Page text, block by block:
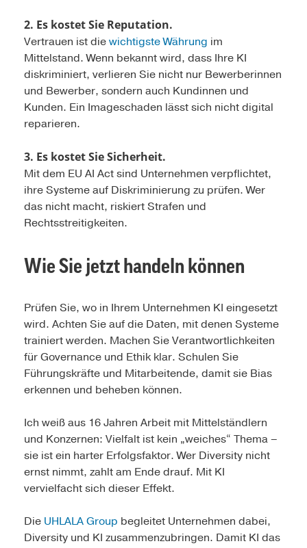
2. Es kostet Sie Reputation.
Vertrauen ist diewichtigste Währung im
Mittelstand. Wenn bekannt wird, dass Ihre KI
diskriminiert, verlieren Sie nicht nur Bewerberinnen
und Bewerber, sondern auch Kundinnen und
Kunden. Ein Imageschaden lässt sich nicht digital
reparieren.
3. Es kostet Sie Sicherheit.
Mit dem EU AI Act sind Unternehmen verpflichtet,
ihre Systeme auf Diskriminierung zu prüfen. Wer
das nicht macht, riskiert Strafen und
Rechtsstreitigkeiten.
Wie Sie jetzt handeln können
Prüfen Sie, wo in Ihrem Unternehmen KI eingesetzt
wird. Achten Sie auf die Daten, mit denen Systeme
trainiert werden. Machen Sie Verantwortlichkeiten
für Governance und Ethik klar. Schulen Sie
Führungskräfte und Mitarbeitende, damit sie Bias
erkennen und beheben können.
Ich weiß aus 16 Jahren Arbeit mit Mittelständlern
und Konzernen: Vielfalt ist kein „weiches“ Thema –
sie ist ein harter Erfolgsfaktor. Wer Diversity nicht
ernst nimmt, zahlt am Ende drauf. Mit KI
vervielfacht sich dieser Effekt.
Die UHLALA Group begleitet Unternehmen dabei,
Diversity und KI zusammenzubringen. Damit KI das